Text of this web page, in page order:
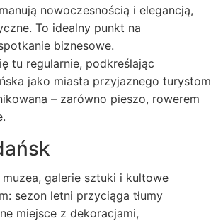
nowoczesnością i elegancją,
To idealny punkt na
biznesowe.
tu regularnie, podkreślając
jako miasta przyjaznego turystom
– zarówno pieszo, rowerem
galerie sztuki i kultowe
sezon letni przyciąga tłumy
miejsce z dekoracjami,